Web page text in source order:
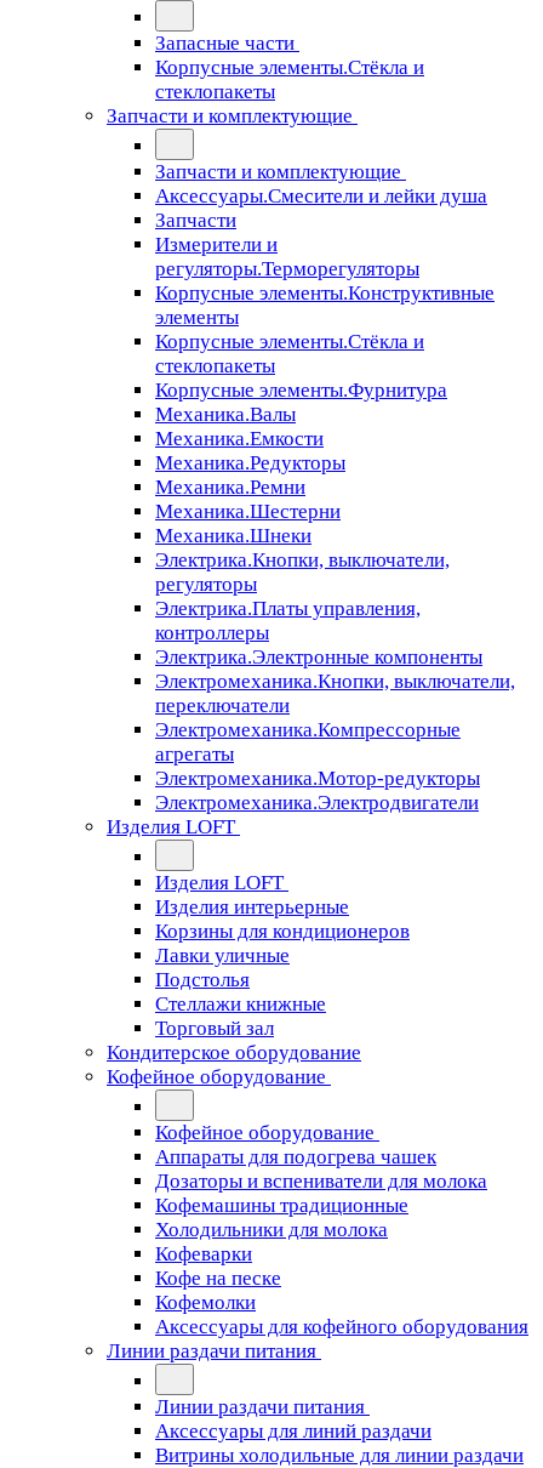
Запасные части
Корпусные элементы.Стёкла и
стеклопакеты
Запчасти и комплектующие
Запчасти и комплектующие
Аксессуары.Смесители и лейки душа
Запчасти
Измерители и
регуляторы.Терморегуляторы
Корпусные элементы.Конструктивные
элементы
Корпусные элементы.Стёкла и
стеклопакеты
Корпусные элементы.Фурнитура
Механика.Валы
Механика.Емкости
Механика.Редукторы
Механика.Ремни
Механика.Шестерни
Механика.Шнеки
Электрика.Кнопки, выключатели,
регуляторы
Электрика.Платы управления,
контроллеры
Электрика.Электронные компоненты
Электромеханика.Кнопки, выключатели,
переключатели
Электромеханика.Компрессорные
агрегаты
Электромеханика.Мотор-редукторы
Электромеханика.Электродвигатели
Изделия LOFT
Изделия LOFT
Изделия интерьерные
Корзины для кондиционеров
Лавки уличные
Подстолья
Стеллажи книжные
Торговый зал
Кондитерское оборудование
Кофейное оборудование
Кофейное оборудование
Аппараты для подогрева чашек
Дозаторы и вспениватели для молока
Кофемашины традиционные
Холодильники для молока
Кофеварки
Кофе на песке
Кофемолки
Аксессуары для кофейного оборудования
Линии раздачи питания
Линии раздачи питания
Аксессуары для линий раздачи
Витрины холодильные для линии раздачи